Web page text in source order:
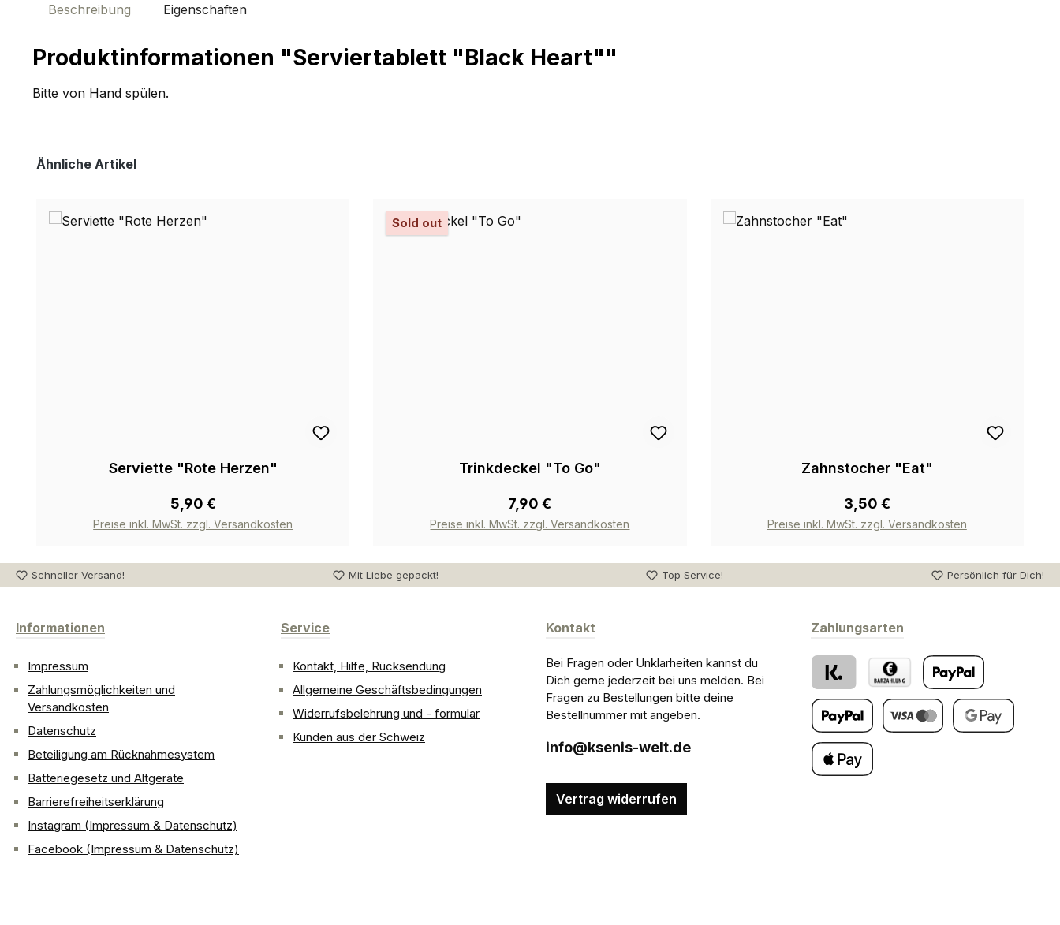
Beschreibung Eigenschaften
Produktinformationen "Serviertablett "Black Heart""
Bitte von Hand spülen.
Produktgalerie überspringen
Ähnliche Artikel
Serviette "Rote Herzen"
5,90 €
Preise inkl. MwSt. zzgl. Versandkosten
Sold out
Trinkdeckel "To Go"
7,90 €
Preise inkl. MwSt. zzgl. Versandkosten
Zahnstocher "Eat"
3,50 €
Preise inkl. MwSt. zzgl. Versandkosten
Schneller Versand! Mit Liebe gepackt! Top Service! Persönlich für Dich!
Informationen
Impressum
Zahlungsmöglichkeiten und
Versandkosten
Datenschutz
Beteiligung am Rücknahmesystem
Batteriegesetz und Altgeräte
Barrierefreiheitserklärung
Instagram (Impressum & Datenschutz)
Facebook (Impressum & Datenschutz)
Service
Kontakt, Hilfe, Rücksendung
Allgemeine Geschäftsbedingungen
Widerrufsbelehrung und - formular
Kunden aus der Schweiz
Kontakt
Bei Fragen oder Unklarheiten kannst du
Dich gerne jederzeit bei uns melden. Bei
Fragen zu Bestellungen bitte deine
Bestellnummer mit angeben.
info@ksenis-welt.de
Vertrag widerrufen
Zahlungsarten
PayPal
Später Bezahlen
Klarna Barzahlung bei Abholung